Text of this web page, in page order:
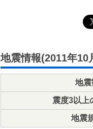
地震情報(2011年10
地
震度3以上
地震